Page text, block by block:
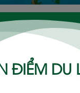
ĐIỂM DU